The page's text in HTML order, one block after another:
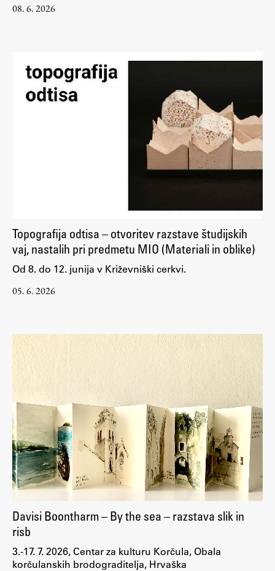
Gostujoči profesor
Delavnice
Študentski projekti
Založništvo
FA–ZA
Zbirke
AR – Arhitektura, raziskovanje
Igra ustvarjalnosti
08. 6. 2026
Topografija odtisa – otvoritev razstave študijskih
vaj, nastalih pri predmetu MIO (Materiali in oblike)
Od 8. do 12. junija v Križevniški cerkvi.
05. 6. 2026
Davisi Boontharm – By the sea – razstava slik in
risb
3.-17. 7. 2026, Centar za kulturu Korčula, Obala
korčulanskih brodograditelja, Hrvaška